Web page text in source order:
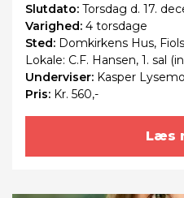
Slutdato: Torsdag d. 17.
Varighed: 4 torsdage
Sted: Domkirkens Hus,
Lokale: C.F. Hansen, 1. sal
Underviser: Kasper
Pris: Kr. 560,-
Læs